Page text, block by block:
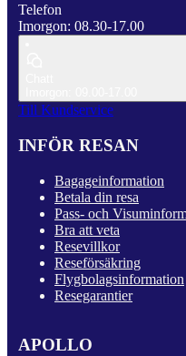
Telefon
Imorgon: 08.30-17.00
Till Kundservice
INFÖR RESAN
Bagageinformation
Betala din resa
Pass- och
Bra att veta
Resevillkor
Reseförsäkring
Flygbolagsinformation
Resegarantier
APOLLO